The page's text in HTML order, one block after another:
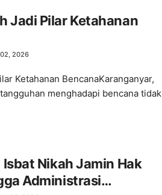
Jadi Pilar Ketahanan
2026
Ketahanan BencanaKaranganyar,
menghadapi bencana tidak
Nikah Jamin Hak
Administrasi